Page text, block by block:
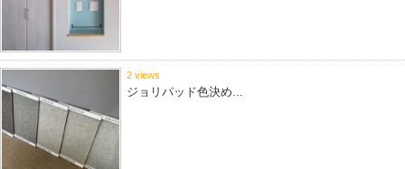
2 views
ジョリパッド色決め...